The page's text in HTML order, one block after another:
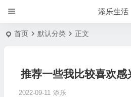
添乐生活
首页 默认分类 正文
推荐一些我比较喜欢感
2022-09-11 添乐